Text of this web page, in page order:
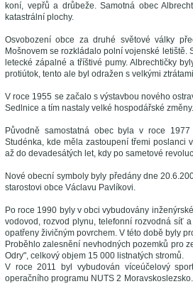
koní, vepřů a drůbeže. Samotná obec
katastrální plochy.
Osvobození obce za druhé světové války
Mošnovem se rozkládalo polní vojenské
letecké zápalné a tříštivé pumy. Albrechtičky
protiútok, tento ale byl odražen s velkými
V roce 1955 se začalo s výstavbou nového
Sedlnice a tím nastaly velké hospodářské změny.
Původně samostatná obec byla v roce
Studénka, kde měla zastoupení třemi poslanci
až do devadesátých let, kdy po sametové
Nové obecní symboly byly předány dne
starostovi obce Václavu Pavlíkovi.
Po roce 1990 byly v obci vybudovány
vodovod, rozvod plynu, telefonní rozvodná síť
opatřeny živičným povrchem. V této době byly
Proběhlo zalesnění nevhodných pozemků pro
Odry", celkový objem 15 000 listnatých stromů.
V roce 2011 byl vybudován víceúčelový
operačního programu NUTS 2